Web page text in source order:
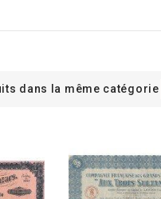
dans la même catégorie :